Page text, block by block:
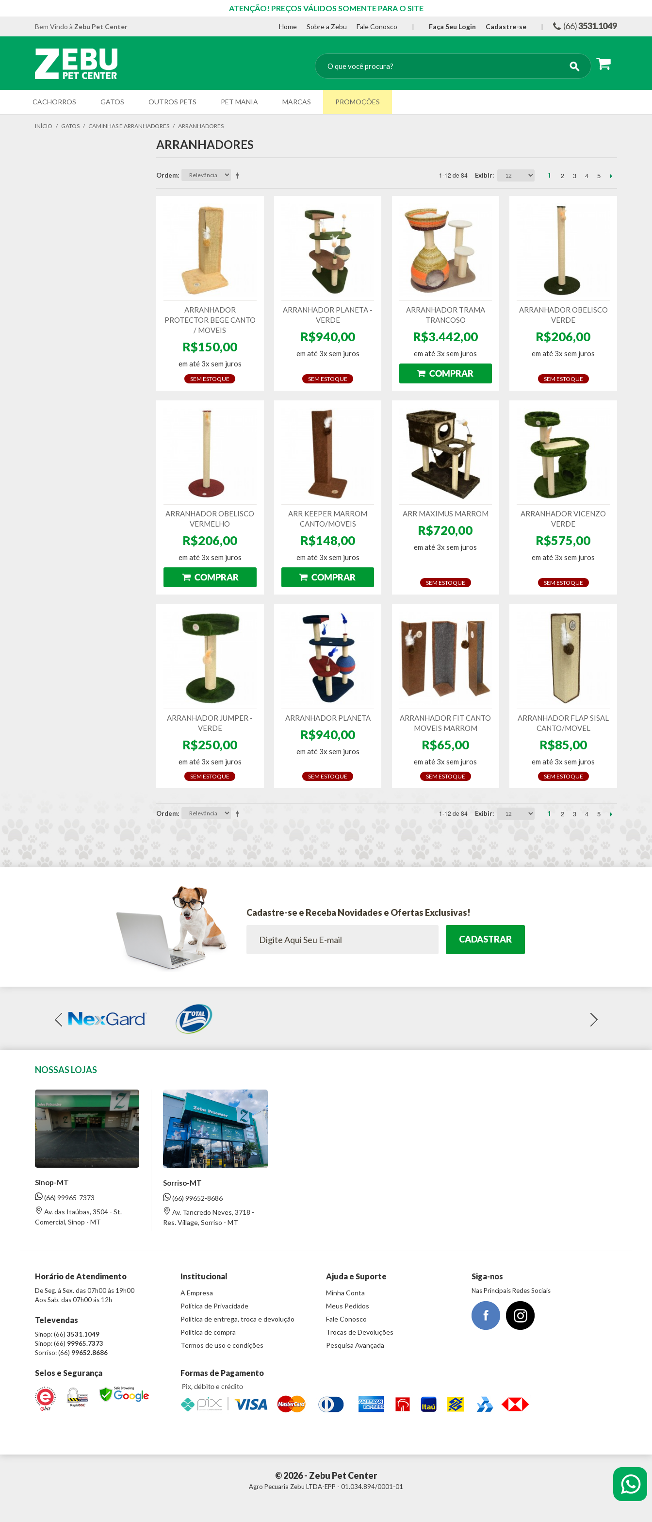
ATENÇÃO! PREÇOS VÁLIDOS SOMENTE PARA O SITE
Bem Vindo à Zebu Pet Center Home Sobre a Zebu Fale Conosco | Faça Seu Login Cadastre-se |
CACHORROS GATOS OUTROS PETS PET MANIA MARCAS PROMOÇÕES
INÍCIO / GATOS / CAMINHAS E ARRANHADORES / ARRANHADORES
ARRANHADORES
Ordem 1-12 de 84 Exibir 1 2 3 4 5
ARRANHADOR
PROTECTOR BEGE CANTO
/ MOVEIS
R$150,00
em até 3x sem juros
SEM ESTOQUE
ARRANHADOR PLANETA -
VERDE
R$940,00
em até 3x sem juros
SEM ESTOQUE
ARRANHADOR TRAMA
TRANCOSO
R$3.442,00
em até 3x sem juros
ARRANHADOR OBELISCO
VERDE
R$206,00
em até 3x sem juros
SEM ESTOQUE
ARRANHADOR OBELISCO
VERMELHO
R$206,00
em até 3x sem juros
ARR KEEPER MARROM
CANTO/MOVEIS
R$148,00
em até 3x sem juros
ARR MAXIMUS MARROM
R$720,00
em até 3x sem juros
SEM ESTOQUE
ARRANHADOR VICENZO
VERDE
R$575,00
em até 3x sem juros
SEM ESTOQUE
ARRANHADOR JUMPER -
VERDE
R$250,00
em até 3x sem juros
SEM ESTOQUE
ARRANHADOR PLANETA
R$940,00
em até 3x sem juros
SEM ESTOQUE
ARRANHADOR FIT CANTO
MOVEIS MARROM
R$65,00
em até 3x sem juros
SEM ESTOQUE
ARRANHADOR FLAP SISAL
CANTO/MOVEL
R$85,00
em até 3x sem juros
SEM ESTOQUE
Ordem 1-12 de 84 Exibir 1 2 3 4 5
Cadastre-se e Receba Novidades e Ofertas Exclusivas!
CADASTRAR
NOSSAS LOJAS
Sinop-MT
(66) 99965-7373
Av. das Itaúbas, 3504 - St.
Comercial, Sinop - MT
Sorriso-MT
(66) 99652-8686
Av. Tancredo Neves, 3718 -
Res. Village, Sorriso - MT
Horário de Atendimento
De Seg. á Sex. das 07h00 às 19h00
Aos Sab. das 07h00 ás 12h
Televendas
Sinop: (66) 3531.1049
Sinop: (66) 99965.7373
Sorriso: (66) 99652.8686
Institucional
A Empresa
Política de Privacidade
Política de entrega, troca e devolução
Política de compra
Termos de uso e condições
Ajuda e Suporte
Minha Conta
Meus Pedidos
Fale Conosco
Trocas de Devoluções
Pesquisa Avançada
Siga-nos
Nas Principais Redes Sociais
Selos e Segurança Formas de Pagamento
© 2026 - Zebu Pet Center
Agro Pecuaria Zebu LTDA-EPP - 01.034.894/0001-01